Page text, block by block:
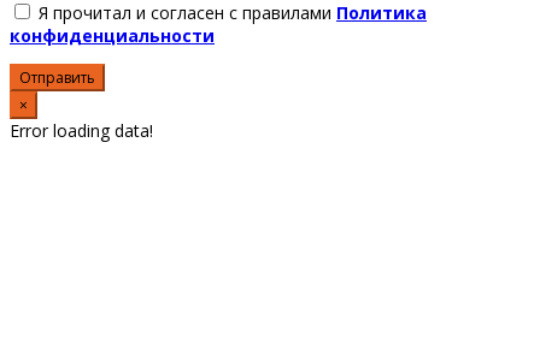
Я прочитал и согласен с правилами Политика
конфиденциальности
Отправить
×
Error loading data!